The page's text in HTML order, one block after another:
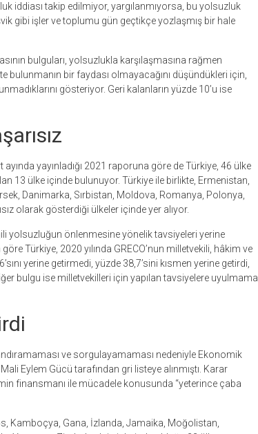
iddiası takip edilmiyor, yargılanmıyorsa, bu yolsuzluk
gibi işler ve toplumu gün geçtikçe yozlaşmış bir hale
bulguları, yolsuzlukla karşılaşmasına rağmen
bulunmanın bir faydası olmayacağını düşündükleri için,
gösteriyor. Geri kalanların yüzde 10’u ise
yayınladığı 2021 raporuna göre de Türkiye, 46 ülke
13 ülke içinde bulunuyor. Türkiye ile birlikte, Ermenistan,
Danimarka, Sırbistan, Moldova, Romanya, Polonya,
olarak gösterdiği ülkeler içinde yer alıyor.
yolsuzluğun önlenmesine yönelik tavsiyeleri yerine
Türkiye, 2020 yılında GRECO’nun milletvekili, hâkim ve
yerine getirmedi, yüzde 38,7’sini kısmen yerine getirdi,
bulgu ise milletvekilleri için yapılan tavsiyelere uyulmama
ve sorgulayamaması nedeniyle Ekonomik
Eylem Gücü tarafından gri listeye alınmıştı. Karar
finansmanı ile mücadele konusunda “yeterince çaba
Kamboçya, Gana, İzlanda, Jamaika, Moğolistan,